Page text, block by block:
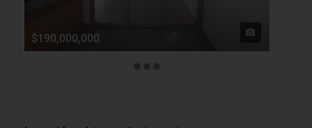
$190,000,000